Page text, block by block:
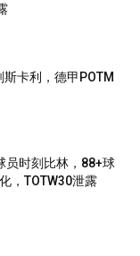
斯卡利，德甲POTM
员时刻比林，88+球
，TOTW30泄露